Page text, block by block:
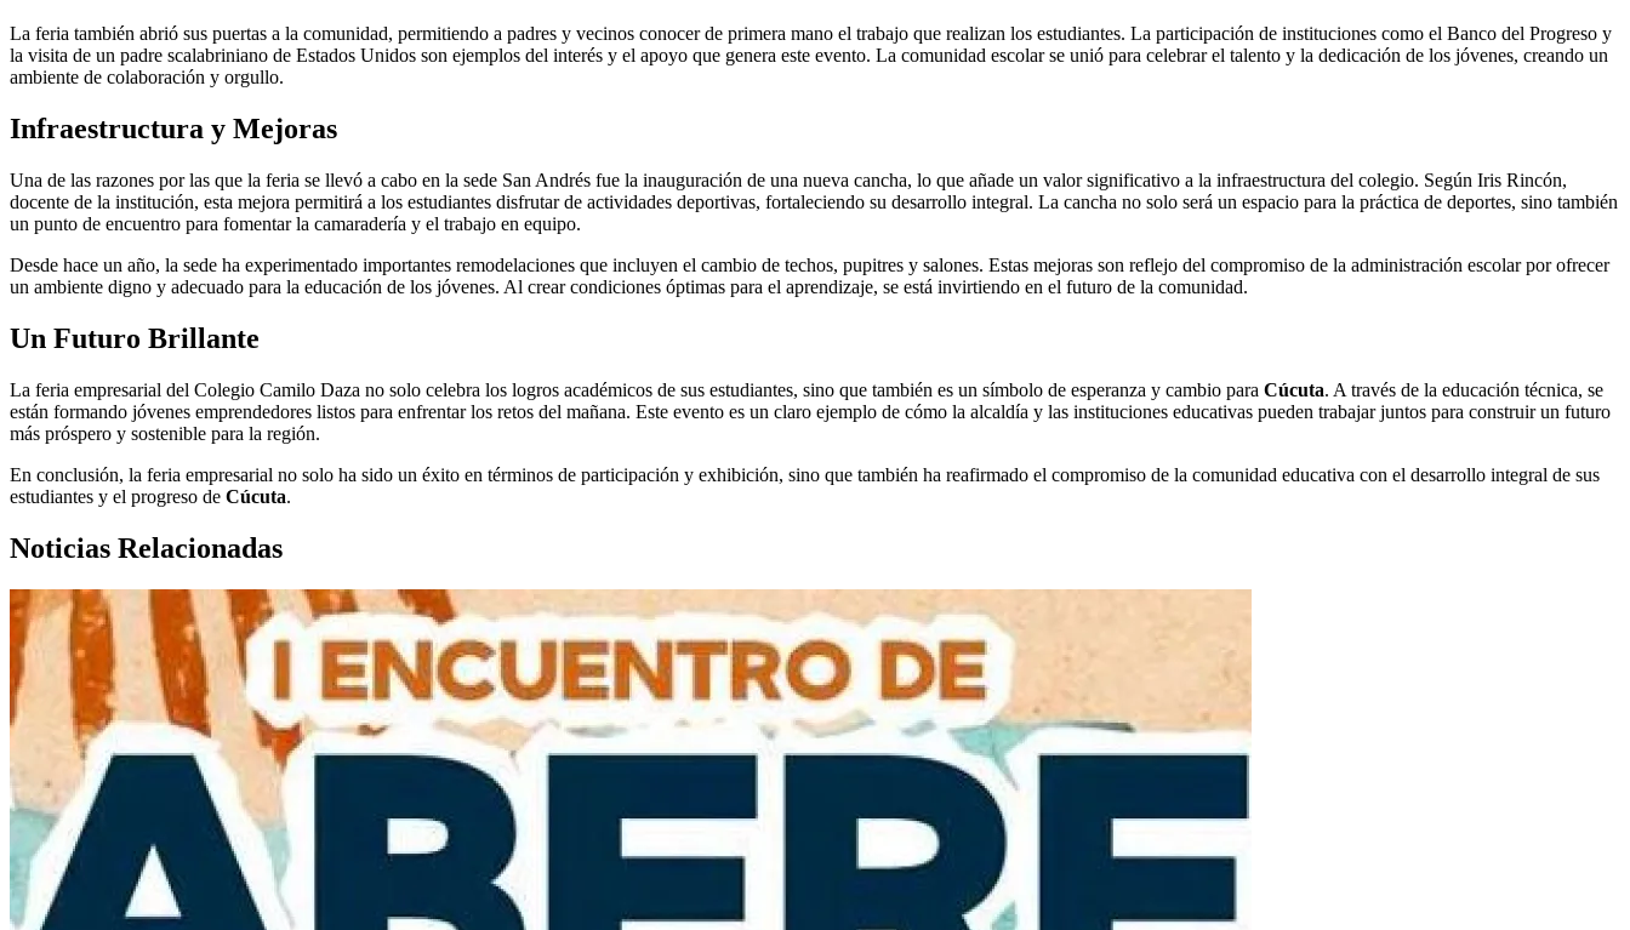
La feria también abrió sus puertas a la comunidad, permitiendo a padres y vecinos conocer de primera mano el trabajo que realizan los estudiantes. La participación de instituciones como el Banco del Progreso y
la visita de un padre scalabriniano de Estados Unidos son ejemplos del interés y el apoyo que genera este evento. La comunidad escolar se unió para celebrar el talento y la dedicación de los jóvenes, creando un
ambiente de colaboración y orgullo.
Infraestructura y Mejoras
Una de las razones por las que la feria se llevó a cabo en la sede San Andrés fue la inauguración de una nueva cancha, lo que añade un valor significativo a la infraestructura del colegio. Según Iris Rincón,
docente de la institución, esta mejora permitirá a los estudiantes disfrutar de actividades deportivas, fortaleciendo su desarrollo integral. La cancha no solo será un espacio para la práctica de deportes, sino también
un punto de encuentro para fomentar la camaradería y el trabajo en equipo.
Desde hace un año, la sede ha experimentado importantes remodelaciones que incluyen el cambio de techos, pupitres y salones. Estas mejoras son reflejo del compromiso de la administración escolar por ofrecer
un ambiente digno y adecuado para la educación de los jóvenes. Al crear condiciones óptimas para el aprendizaje, se está invirtiendo en el futuro de la comunidad.
Un Futuro Brillante
La feria empresarial del Colegio Camilo Daza no solo celebra los logros académicos de sus estudiantes, sino que también es un símbolo de esperanza y cambio para Cúcuta. A través de la educación técnica, se
están formando jóvenes emprendedores listos para enfrentar los retos del mañana. Este evento es un claro ejemplo de cómo la alcaldía y las instituciones educativas pueden trabajar juntos para construir un futuro
más próspero y sostenible para la región.
En conclusión, la feria empresarial no solo ha sido un éxito en términos de participación y exhibición, sino que también ha reafirmado el compromiso de la comunidad educativa con el desarrollo integral de sus
estudiantes y el progreso de Cúcuta.
Noticias Relacionadas